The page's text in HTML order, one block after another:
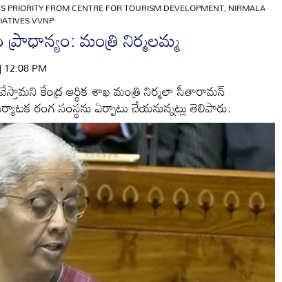
PRIORITY FROM CENTRE FOR TOURISM DEVELOPMENT, NIRMALA
VVNP
ప్రాధాన్యం: మంత్రి నిర్మలమ్మ
12:08 PM
కేంద్ర ఆర్థిక శాఖ మంత్రి నిర్మలా సీతారామన్
రంగ సంస్థను ఏర్పాటు చేయనున్నట్లు తెలిపారు.